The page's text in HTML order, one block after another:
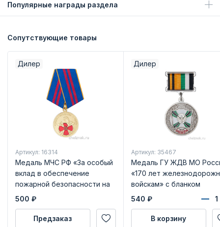
Популярные награды раздела
Сопутствующие товары
Дилер
Артикул: 16314
Медаль МЧС РФ «За особый
вклад в обеспечение
пожарной безопасности на
ОВГО»
500 ₽
Предзаказ
Дилер
Артикул: 35467
Медаль ГУ ЖДВ МО
«170 лет
войскам» с бланком
удостоверения
540 ₽
В корзину